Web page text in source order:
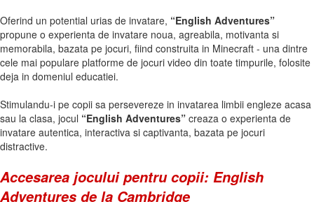
Oferind un potential urias de invatare, “English Adventures”
propune o experienta de invatare noua, agreabila, motivanta si
memorabila, bazata pe jocuri, fiind construita in Minecraft - una dintre
cele mai populare platforme de jocuri video din toate timpurile, folosite
deja in domeniul educatiei.
Stimulandu-i pe copii sa persevereze in invatarea limbii engleze acasa
sau la clasa, jocul “English Adventures” creaza o experienta de
invatare autentica, interactiva si captivanta, bazata pe jocuri
distractive.
Accesarea jocului pentru copii: English
Adventures de la Cambridge